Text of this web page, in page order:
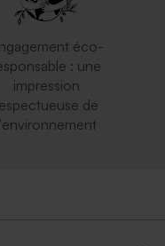
éco-
: une
impression
de